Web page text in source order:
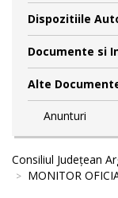
Dispozitiile
Documente si
Alte
Anunturi
Consiliul Județean
MONITOR